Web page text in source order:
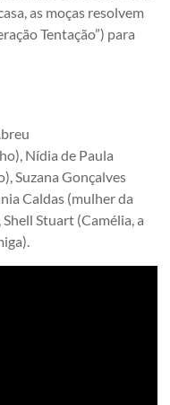
as moças resolvem
Tentação”) para
Nídia de Paula
Suzana Gonçalves
Caldas (mulher da
Stuart (Camélia, a